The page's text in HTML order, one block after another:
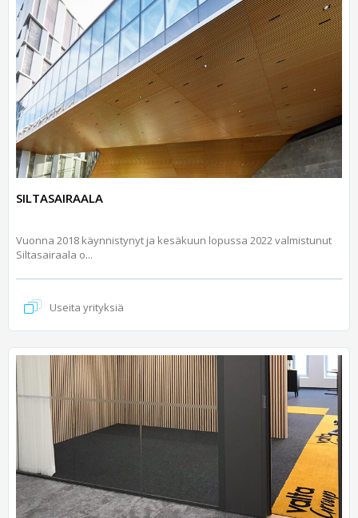
SILTASAIRAALA
Vuonna 2018 käynnistynyt ja kesäkuun lopussa 2022 valmistunut
Siltasairaala o...
Useita yrityksiä